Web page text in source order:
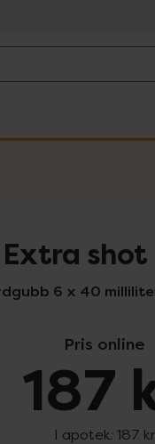
shot
6 x 40
Pris online
187
I apotek: 187 kr